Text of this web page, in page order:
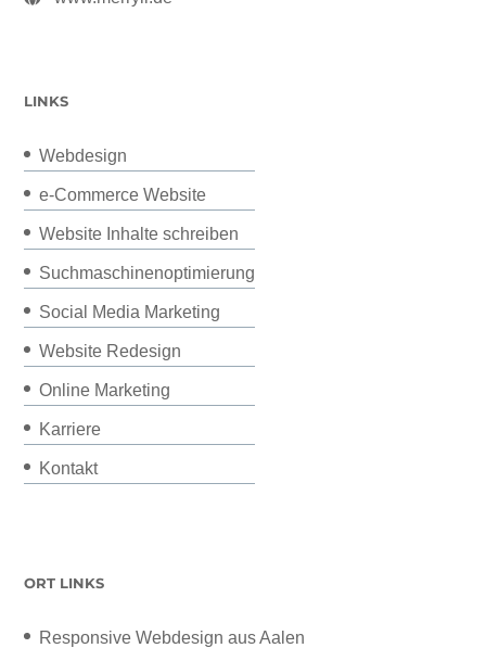
LINKS
Webdesign
e-Commerce Website
Website Inhalte schreiben
Suchmaschinenoptimierung
Social Media Marketing
Website Redesign
Online Marketing
Karriere
Kontakt
ORT LINKS
Responsive Webdesign aus Aalen